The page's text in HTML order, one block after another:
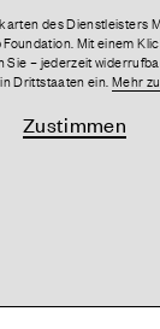
des Dienstleisters
Mit einem
Sie – jederzeit
Drittstaaten ein.Mehr
Zustimmen